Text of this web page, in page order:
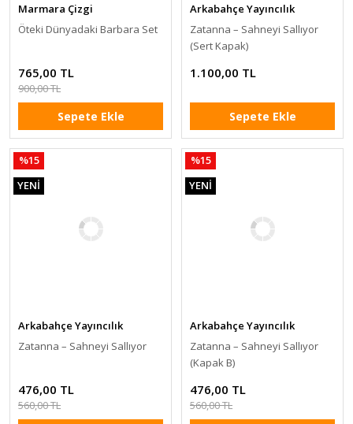
Marmara Çizgi
Öteki Dünyadaki Barbara Set
765,00 TL
900,00 TL
Sepete Ekle
Arkabahçe Yayıncılık
Zatanna – Sahneyi Sallıyor
(Sert Kapak)
1.100,00 TL
Sepete Ekle
%15
YENİ
Arkabahçe Yayıncılık
Zatanna – Sahneyi Sallıyor
476,00 TL
560,00 TL
%15
YENİ
Arkabahçe Yayıncılık
Zatanna – Sahneyi Sallıyor
(Kapak B)
476,00 TL
560,00 TL